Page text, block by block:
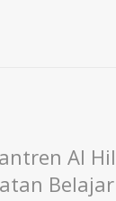
Al